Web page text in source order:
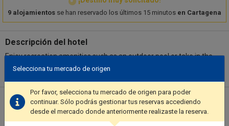
9 alojamientos se han reservado los últimos 15 minutos en Cartagena
Descripción del hotel
Enjoy recreation amenities such as an outdoor pool or take in the
view from a terrace. This hotel also features complimentary
Featured amenities include a 24-hour business center, dry
cleaning/laundry services, and a 24-hour front desk. Free self
parking is available onsite..
Ubicación del hotel
Selecciona tu mercado de origen
Por favor, selecciona tu mercado de origen para poder
continuar. Sólo podrás gestionar tus reservas accediendo
desde el mercado donde anteriormente realizaste la reserva.